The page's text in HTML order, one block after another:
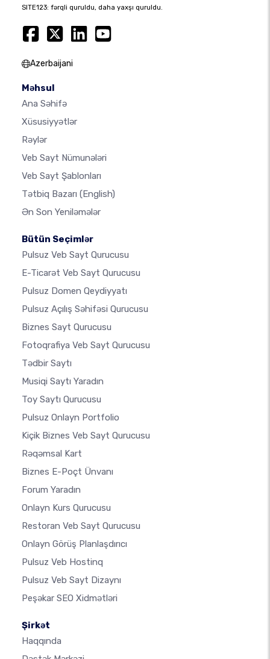
SITE123: fərqli quruldu, daha yaxşı quruldu.
Azerbaijani
Məhsul
Ana Səhifə
Xüsusiyyətlər
Rəylər
Veb Sayt Nümunələri
Veb Sayt Şablonları
Tətbiq Bazarı (English)
Ən Son Yeniləmələr
Bütün Seçimlər
Pulsuz Veb Sayt Qurucusu
E-Ticarət Veb Sayt Qurucusu
Pulsuz Domen Qeydiyyatı
Pulsuz Açılış Səhifəsi Qurucusu
Biznes Sayt Qurucusu
Fotoqrafiya Veb Sayt Qurucusu
Tədbir Saytı
Musiqi Saytı Yaradın
Toy Saytı Qurucusu
Pulsuz Onlayn Portfolio
Kiçik Biznes Veb Sayt Qurucusu
Rəqəmsal Kart
Biznes E-Poçt Ünvanı
Forum Yaradın
Onlayn Kurs Qurucusu
Restoran Veb Sayt Qurucusu
Onlayn Görüş Planlaşdırıcı
Pulsuz Veb Hostinq
Pulsuz Veb Sayt Dizaynı
Peşəkar SEO Xidmətləri
Şirkət
Haqqında